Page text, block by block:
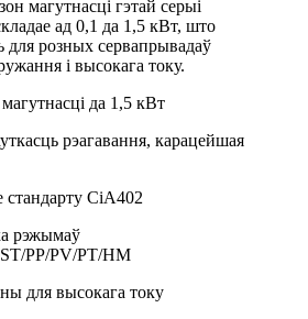
магутнасці гэтай серыі
ад 0,1 да 1,5 кВт, што
для розных сервапрывадаў
і высокага току.
да 1,5 кВт
рэагавання, карацейшая
стандарту CiA402
рэжымаў
PP/PV/PT/HM
для высокага току